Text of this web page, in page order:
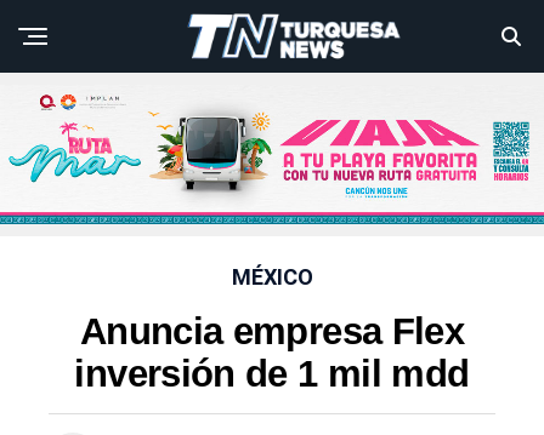
MÉXICO
Anuncia empresa Flex
inversión de 1 mil mdd